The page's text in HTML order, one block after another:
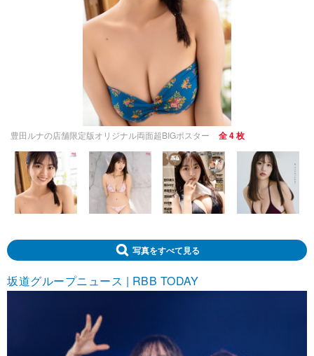
豊田ルナの店舗限定版オリジナル両面超BIGポスター 全 4 枚
写真をすべて見る
坂道グループニュース | RBB TODAY